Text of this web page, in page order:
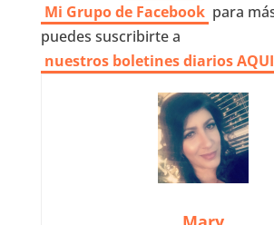
Mi Grupo de Facebook para
puedes suscribirte a
nuestros boletines diarios AQUI